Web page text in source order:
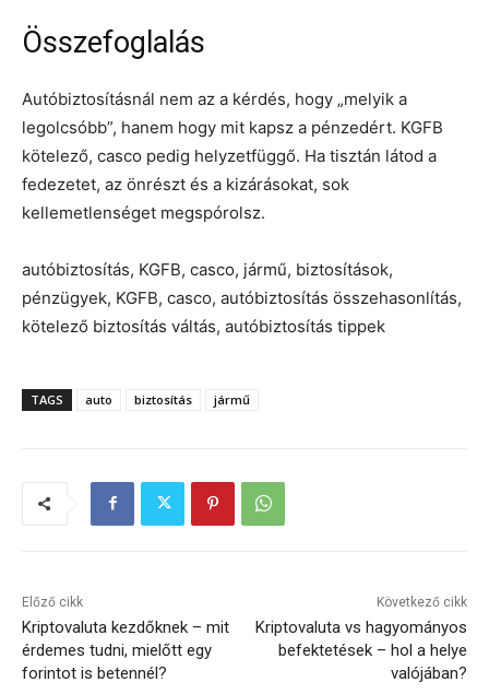
Összefoglalás
Autóbiztosításnál nem az a kérdés, hogy „melyik a
legolcsóbb”, hanem hogy mit kapsz a pénzedért. KGFB
kötelező, casco pedig helyzetfüggő. Ha tisztán látod a
fedezetet, az önrészt és a kizárásokat, sok
kellemetlenséget megspórolsz.
autóbiztosítás, KGFB, casco, jármű, biztosítások,
pénzügyek, KGFB, casco, autóbiztosítás összehasonlítás,
kötelező biztosítás váltás, autóbiztosítás tippek
TAGS auto biztosítás jármű
Előző cikk
Kriptovaluta kezdőknek – mit
érdemes tudni, mielőtt egy
forintot is betennél?
Következő cikk
Kriptovaluta vs hagyományos
befektetések – hol a helye
valójában?